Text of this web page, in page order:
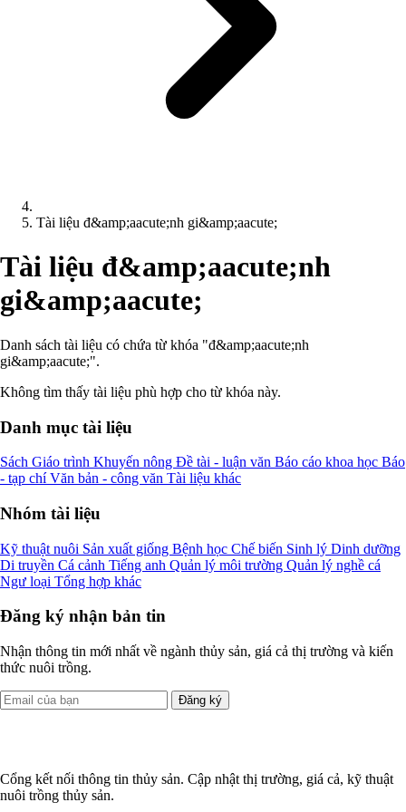
Tài liệu đ&amp;aacute;nh gi&amp;aacute;
Tài liệu đ&amp;aacute;nh
gi&amp;aacute;
Danh sách tài liệu có chứa từ khóa "đ&amp;aacute;nh
gi&amp;aacute;".
Không tìm thấy tài liệu phù hợp cho từ khóa này.
Danh mục tài liệu
Sách Giáo trình Khuyến nông Đề tài - luận văn Báo cáo khoa học Báo
- tạp chíVăn bản - công văn Tài liệu khác
Nhóm tài liệu
Kỹ thuật nuôi Sản xuất giống Bệnh học Chế biến Sinh lý Dinh dưỡng
Di truyền Cá cảnh Tiếng anh Quản lý môi trường Quản lý nghề cá
Ngư loại Tổng hợp khác
Đăng ký nhận bản tin
Nhận thông tin mới nhất về ngành thủy sản, giá cả thị trường và kiến
thức nuôi trồng.
Đăng ký
Cổng kết nối thông tin thủy sản. Cập nhật thị trường, giá cả, kỹ thuật
nuôi trồng thủy sản.